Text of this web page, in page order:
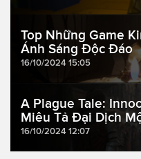
Top Những Game
Ánh Sáng Độc Đáo
16/10/2024 15:05
A Plague Tale:
Miêu Tả Đại Dịch
16/10/2024 12:07